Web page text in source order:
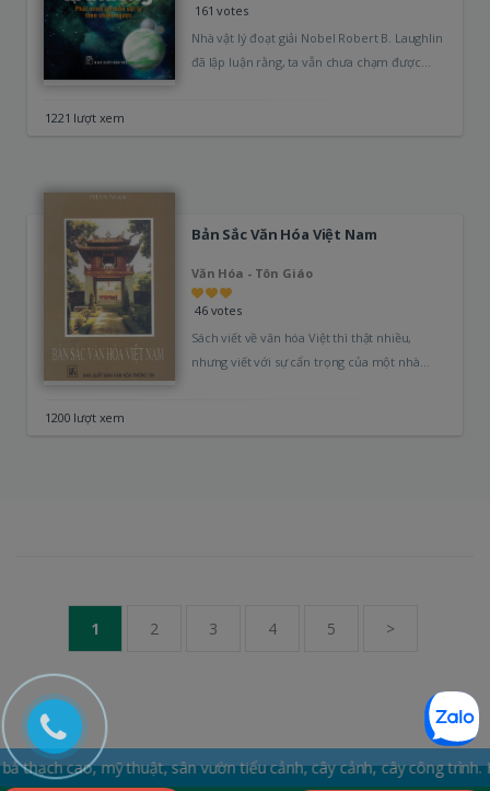
161 votes
Nhà vật lý đoạt giải Nobel Robert B. Laughlin
đã lập luận rằng, ta vẫn chưa chạm được
1221 lượt xem
Bản Sắc Văn Hóa Việt Nam
Văn Hóa - Tôn Giáo
46 votes
Sách viết về văn hóa Việt thì thật nhiều,
nhưng viết với sự cẩn trọng của một nhà
1200 lượt xem
1 2 3 4 5 >
cao, mỹ thuật, sân vườn tiểu cảnh, cây cảnh, cây công trình.